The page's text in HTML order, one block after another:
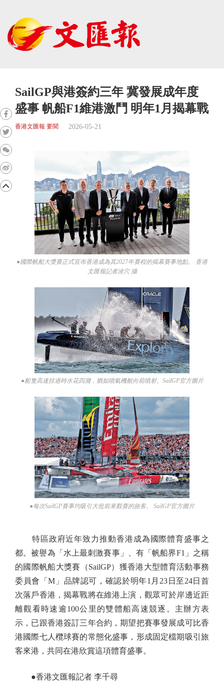
SailGP與港簽約三年 冀發展成年度
盛事 帆船F1維港激鬥 明年1月揭幕戰
香港文匯報 要聞 2026-05-21
●國際帆船大獎賽正式宣布香港成為其2027年賽程的揭幕賽事地點。 香港
文匯報記者涂穴 攝
●船隻高速掠過時水花四濺，猶如噴氣機般向前噴射。SailGP官方圖片
●每次SailGP賽事均吸引大批前來觀賽的旅客。 SailGP官方圖片
特區政府近年致力推動香港成為國際體育盛事之
都。被譽為「水上最刺激賽事」、有「帆船界F1」之稱
的國際帆船大獎賽（SailGP）獲香港大型體育活動事務
委員會「M」品牌認可，確認於明年1月23日至24日首
次落戶香港，揭幕戰將在維港上演，觀眾可於岸邊近距
離觀看時速逾100公里的雙體船高速競逐。主辦方表
示，已跟香港簽訂三年合約，期望把賽事發展成可比香
港國際七人欖球賽的常態化盛事，形成固定檔期吸引旅
客來港，共同在港欣賞這項體育盛事。
●香港文匯報記者 李千尋